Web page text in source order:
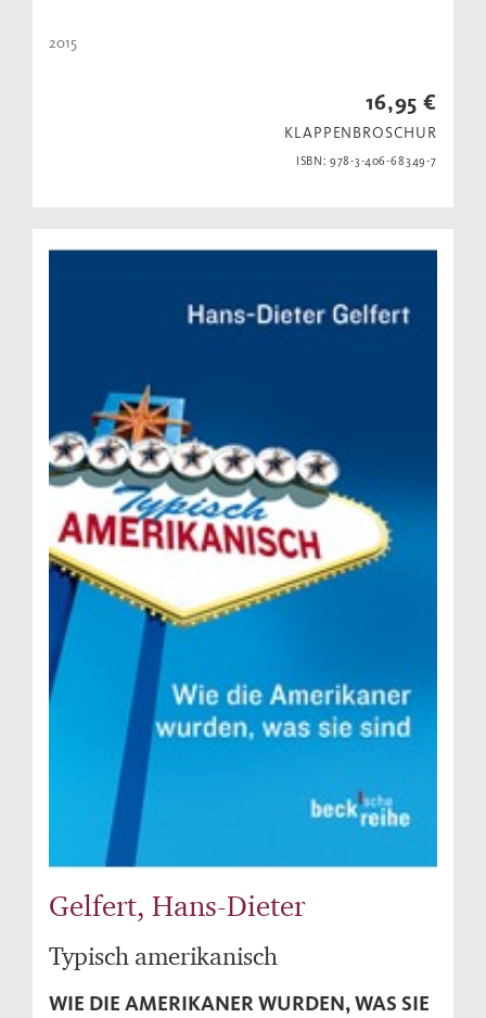
2015
16,95 €
KLAPPENBROSCHUR
ISBN: 978-3-406-68349-7
Gelfert, Hans-Dieter
Typisch amerikanisch
WIE DIE AMERIKANER WURDEN, WAS SIE